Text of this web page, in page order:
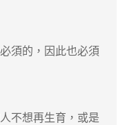
須的，因此也必須
不想再生育，或是